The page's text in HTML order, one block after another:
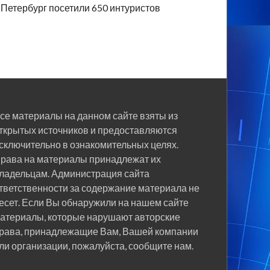
Петербург посетили 650 интуристов
материалы на данном сайте взяты из
источников и предоставляются
в ознакомительных целях.
на материалы принадлежат их
Администрация сайта
за содержание материала не
Если Вы обнаружили на нашем сайте
которые нарушают авторские
принадлежащие Вам, Вашей компании
организации, пожалуйста, сообщите нам.